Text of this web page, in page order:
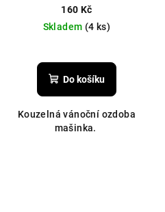
160 Kč
Skladem (4 ks)
Do košíku
Kouzelná vánoční ozdoba
mašinka.